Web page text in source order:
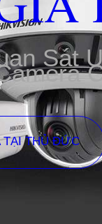
Sát
TẠI THỦ ĐỨC